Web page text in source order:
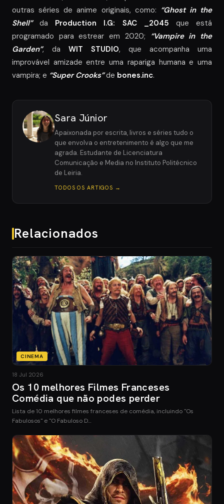
outras séries de anime originais, como: “Ghost in the
Shell”
da Production I.G: SAC _2045 que está
programado para estrear em 2020;
“Vampire in the
Garden”, da WIT STUDIO, que acompanha uma
improvável amizade entre uma rapariga humana e uma
vampira; e “Super Crooks”de bones.inc.
Sara Júnior
Apaixonada por escrita, livros e séries tudo o
que envolva o entretenimento é algo que me
agrada. Estudante de Licenciatura
Comunicação e Media no Instituto Politécnico
de Leiria.
TODOS OS ARTIGOS →
Relacionados
CINEMA
18 Jul 2026
Os 10 melhores Filmes Franceses
Comédia que não podes perder
Lista de 10 melhores filmes franceses de comédia, incluindo "Os
Fabulosos" e "O Fabuloso D…